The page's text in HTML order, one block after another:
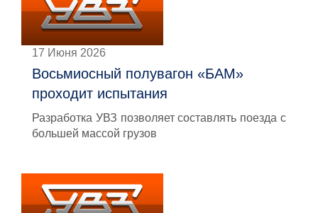
17 Июня 2026
Восьмиосный полувагон «БАМ»
проходит испытания
Разработка УВЗ позволяет составлять поезда с
большей массой грузов